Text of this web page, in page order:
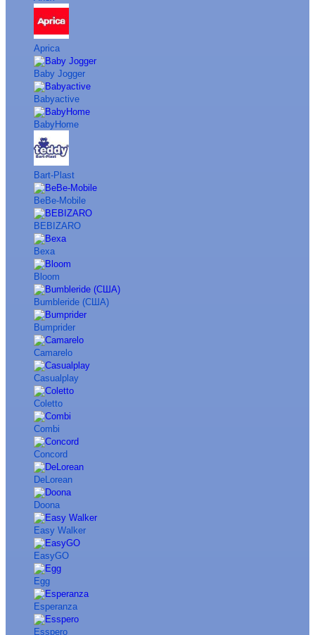
Aprica
Baby Jogger
Babyactive
BabyHome
Bart-Plast
BeBe-Mobile
BEBIZARO
Bexa
Bloom
Bumbleride (США)
Bumprider
Camarelo
Casualplay
Coletto
Combi
Concord
DeLorean
Doona
Easy Walker
EasyGO
Egg
Esperanza
Esspero